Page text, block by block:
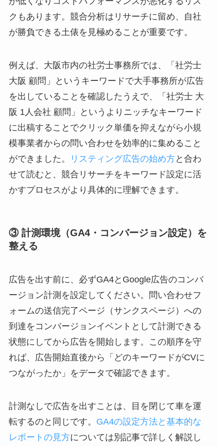
クもあります。競合分析はリサーチに留め、自社
が勝負できる土俵を見極めることが重要です。
例えば、大阪市内の社労士事務所では、「社労士
大阪 顧問」というキーワードで大手事務所が広告
を出していることを確認したうえで、「社労士 大
阪 1人会社 顧問」というよりニッチなキーワード
に出稿することでクリック単価を抑えながら小規
模事業者からの問い合わせを効率的に集めること
ができました。
リスティング広告の始め方と合わ
せて読むと、競合リサーチをキーワード設定に活
かすプロセスがより具体的に理解できます。
③ 計測環境（GA4・コンバージョン設定）を
整える
広告を出す前に、必ずGA4とGoogle広告のコンバ
ージョン計測を設定してください。問い合わせフ
ォームの送信完了ページ（サンクスページ）への
到達をコンバージョンイベントとして計測できる
状態にしてから広告を開始します。この順序を守
れば、広告開始直後から「どのキーワードがCVに
つながったか」をデータで確認できます。
計測なしで広告を出すことは、目を閉じて車を運
転するのと同じです。 GA4の設定方法と基本的な
レポートの見方については別記事で詳しく解説し